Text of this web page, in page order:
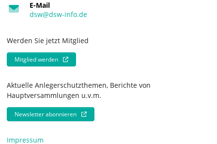
E-Mail
dsw@dsw-info.de
Werden Sie jetzt Mitglied
Mitglied werden
Aktuelle Anlegerschutzthemen, Berichte von
Hauptversammlungen u.v.m.
Newsletter abonnieren
Impressum